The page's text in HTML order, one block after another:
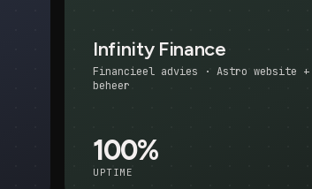
Infinity Finance
Financieel advies · Astro website
beheer
100%
UPTIME